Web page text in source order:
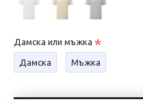
Дамска или мъжка
Дамска Мъжка